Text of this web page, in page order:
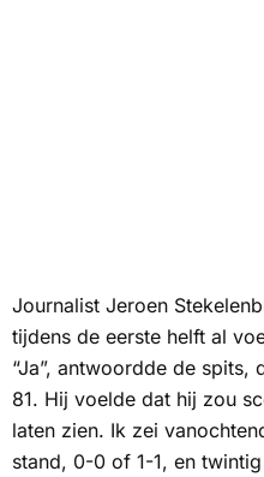
Journalist Jeroen
tijdens de eerste helft al
“Ja”, antwoordde de spits,
81. Hij voelde dat hij zou
laten zien. Ik zei
stand, 0-0 of 1-1, en